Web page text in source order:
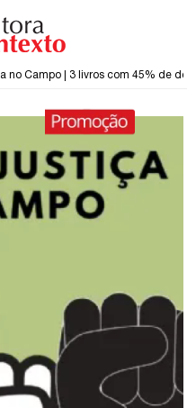
no Campo | 3 livros com 45% de